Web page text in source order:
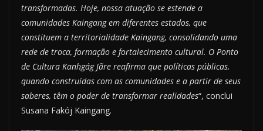
transformadas. Hoje, nossa atuação se estende a
comunidades Kaingang em diferentes estados, que
constituem a territorialidade Kaingang, consolidando uma
rede de troca, formação e fortalecimento cultural. O Ponto
de Cultura Kanhgág Jãre reafirma que políticas públicas,
quando construídas com as comunidades e a partir de seus
saberes, têm o poder de transformar realidades“, conclui
Susana Fakój Kaingang.